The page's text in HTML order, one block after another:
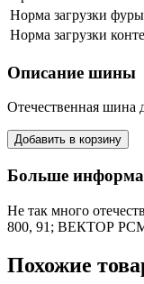
Норма загрузки
Норма загрузки
Описание шины
Отечественная шина
Больше
Не так много
800, 91; ВЕКТОР РСМ-
Похожие